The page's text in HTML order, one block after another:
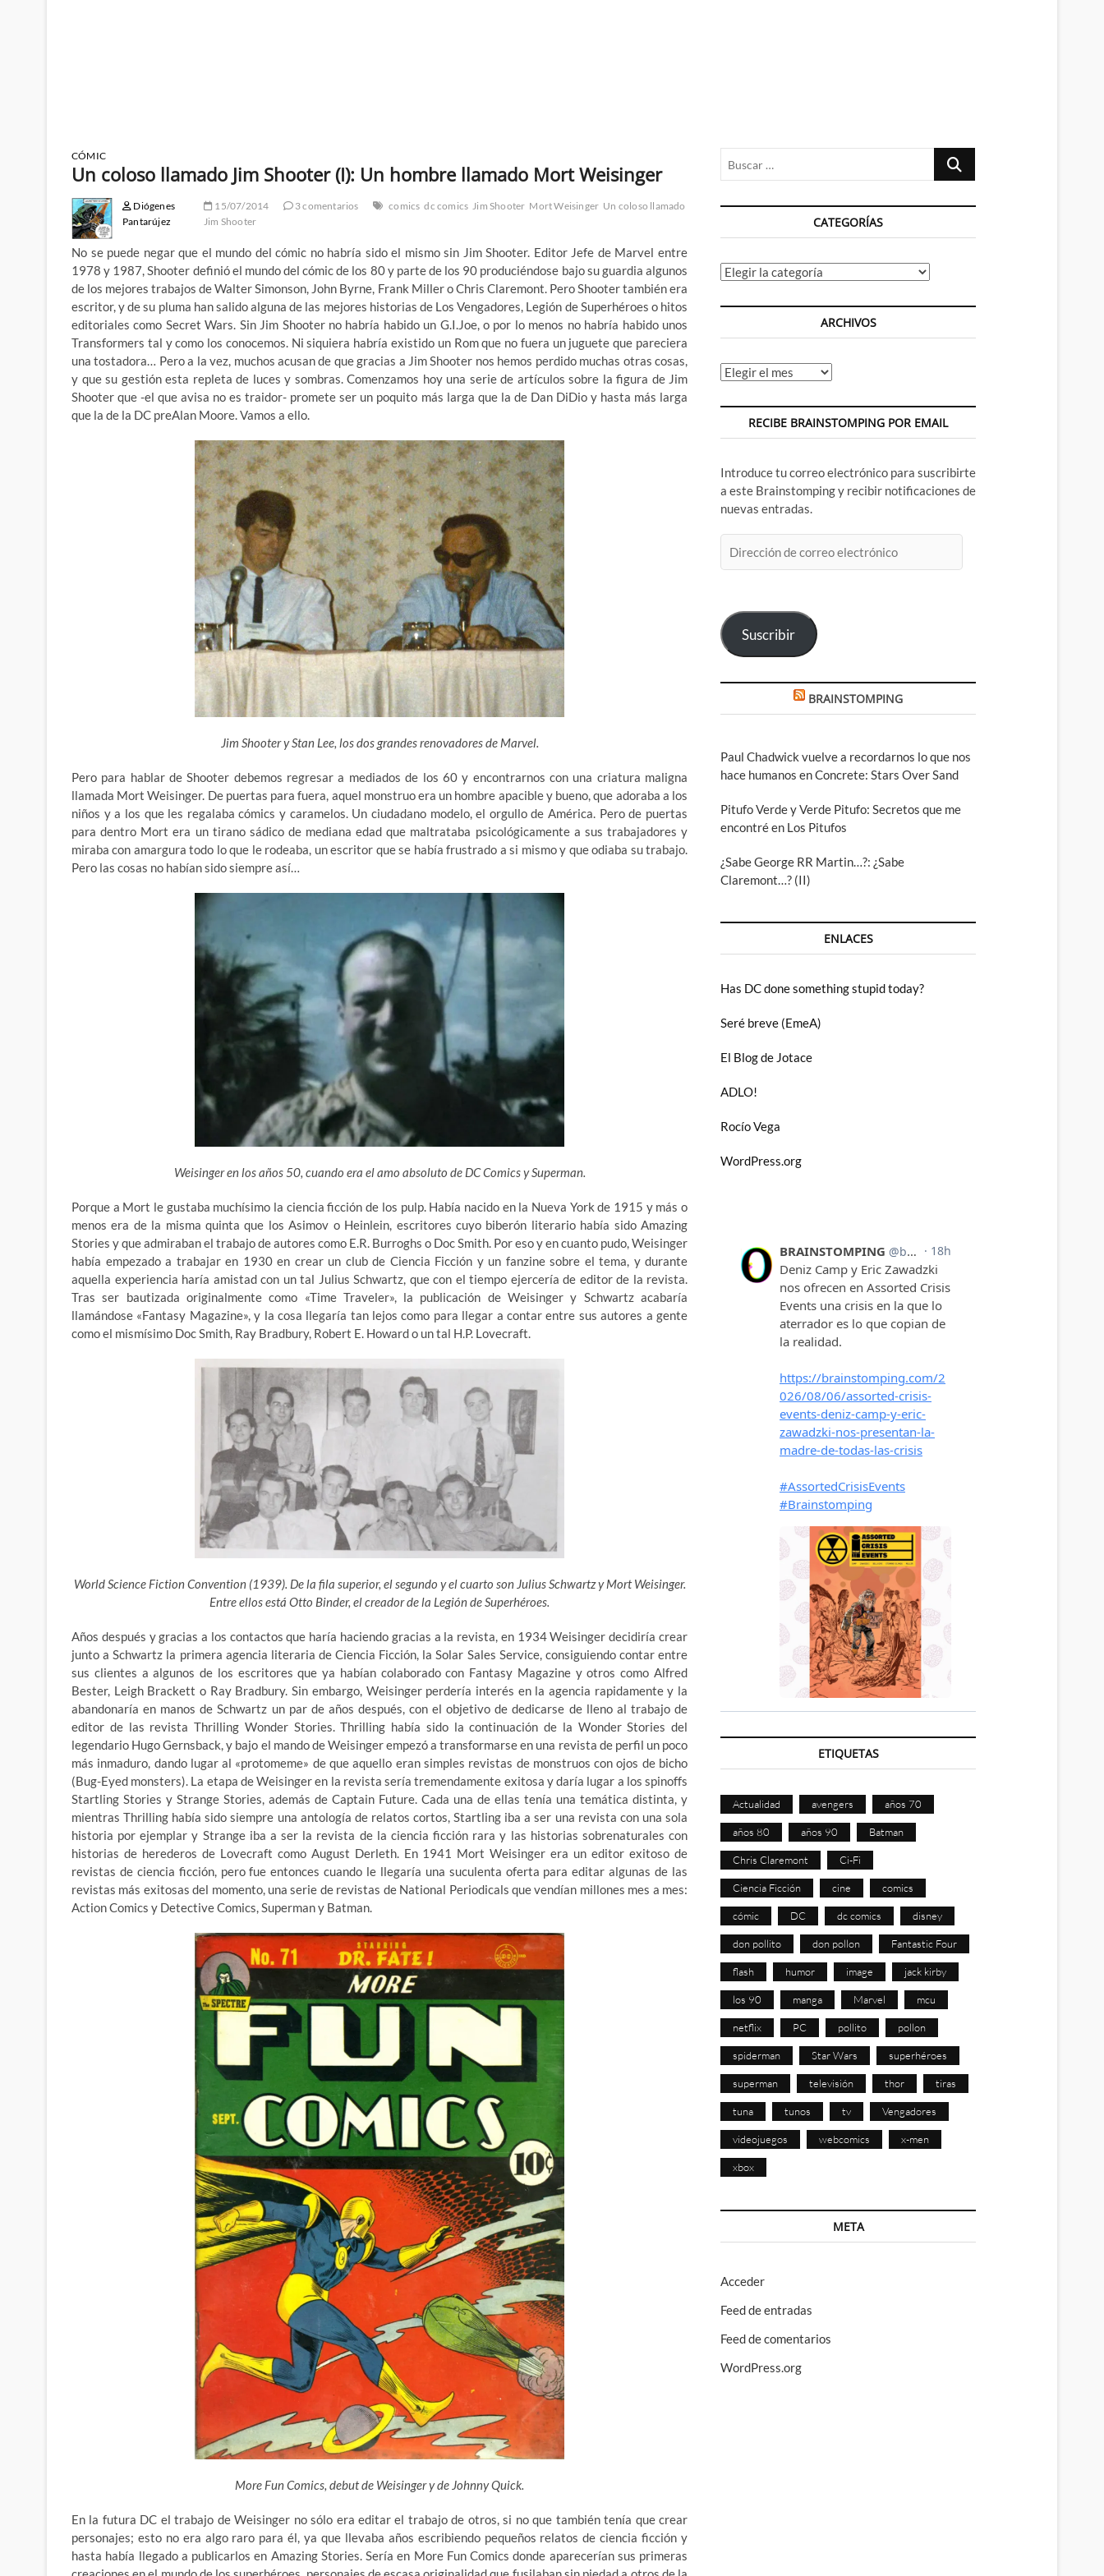
CÓMIC
Un coloso llamado Jim Shooter (I): Un hombre llamado Mort Weisinger
Diógenes
Pantarújez
15/07/2014 3 comentarios comics dc comics Jim Shooter Mort Weisinger Un coloso llamado
Jim Shooter
No se puede negar que el mundo del cómic no habría sido el mismo sin Jim Shooter. Editor Jefe de Marvel entre
1978 y 1987, Shooter definió el mundo del cómic de los 80 y parte de los 90 produciéndose bajo su guardia algunos
de los mejores trabajos de Walter Simonson, John Byrne, Frank Miller o Chris Claremont. Pero Shooter también era
escritor, y de su pluma han salido alguna de las mejores historias de Los Vengadores, Legión de Superhéroes o hitos
editoriales como Secret Wars. Sin Jim Shooter no habría habido un G.I.Joe, o por lo menos no habría habido unos
Transformers tal y como los conocemos. Ni siquiera habría existido un Rom que no fuera un juguete que pareciera
una tostadora… Pero a la vez, muchos acusan de que gracias a Jim Shooter nos hemos perdido muchas otras cosas,
y que su gestión esta repleta de luces y sombras. Comenzamos hoy una serie de artículos sobre la figura de Jim
Shooter que -el que avisa no es traidor- promete ser un poquito más larga que la de Dan DiDio y hasta más larga
que la de la DC preAlan Moore. Vamos a ello.
Jim Shooter y Stan Lee, los dos grandes renovadores de Marvel.
Pero para hablar de Shooter debemos regresar a mediados de los 60 y encontrarnos con una criatura maligna
llamada Mort Weisinger. De puertas para fuera, aquel monstruo era un hombre apacible y bueno, que adoraba a los
niños y a los que les regalaba cómics y caramelos. Un ciudadano modelo, el orgullo de América. Pero de puertas
para dentro Mort era un tirano sádico de mediana edad que maltrataba psicológicamente a sus trabajadores y
miraba con amargura todo lo que le rodeaba, un escritor que se había frustrado a si mismo y que odiaba su trabajo.
Pero las cosas no habían sido siempre así…
Weisinger en los años 50, cuando era el amo absoluto de DC Comics y Superman.
Porque a Mort le gustaba muchísimo la ciencia ficción de los pulp. Había nacido en la Nueva York de 1915 y más o
menos era de la misma quinta que los Asimov o Heinlein, escritores cuyo biberón literario había sido Amazing
Stories y que admiraban el trabajo de autores como E.R. Burroghs o Doc Smith. Por eso y en cuanto pudo, Weisinger
había empezado a trabajar en 1930 en crear un club de Ciencia Ficción y un fanzine sobre el tema, y durante
aquella experiencia haría amistad con un tal Julius Schwartz, que con el tiempo ejercería de editor de la revista.
Tras ser bautizada originalmente como «Time Traveler», la publicación de Weisinger y Schwartz acabaría
llamándose «Fantasy Magazine», y la cosa llegaría tan lejos como para llegar a contar entre sus autores a gente
como el mismísimo Doc Smith, Ray Bradbury, Robert E. Howard o un tal H.P. Lovecraft.
World Science Fiction Convention(1939). De la fila superior, el segundo y el cuarto son Julius Schwartz y Mort Weisinger.
Entre ellos está Otto Binder, el creador de la Legión de Superhéroes.
Años después y gracias a los contactos que haría haciendo gracias a la revista, en 1934 Weisinger decidiría crear
junto a Schwartz la primera agencia literaria de Ciencia Ficción, la Solar Sales Service, consiguiendo contar entre
sus clientes a algunos de los escritores que ya habían colaborado con Fantasy Magazine y otros como Alfred
Bester, Leigh Brackett o Ray Bradbury. Sin embargo, Weisinger perdería interés en la agencia rapidamente y la
abandonaría en manos de Schwartz un par de años después, con el objetivo de dedicarse de lleno al trabajo de
editor de las revista Thrilling Wonder Stories. Thrilling había sido la continuación de la Wonder Stories del
legendario Hugo Gernsback, y bajo el mando de Weisinger empezó a transformarse en una revista de perfil un poco
más inmaduro, dando lugar al «protomeme» de que aquello eran simples revistas de monstruos con ojos de bicho
(Bug-Eyed monsters). La etapa de Weisinger en la revista sería tremendamente exitosa y daría lugar a los spinoffs
Startling Stories y Strange Stories, además de Captain Future. Cada una de ellas tenía una temática distinta, y
mientras Thrilling había sido siempre una antología de relatos cortos, Startling iba a ser una revista con una sola
historia por ejemplar y Strange iba a ser la revista de la ciencia ficción rara y las historias sobrenaturales con
historias de herederos de Lovecraft como August Derleth. En 1941 Mort Weisinger era un editor exitoso de
revistas de ciencia ficción, pero fue entonces cuando le llegaría una suculenta oferta para editar algunas de las
revistas más exitosas del momento, una serie de revistas de National Periodicals que vendían millones mes a mes:
Action Comics y Detective Comics, Superman y Batman.
More Fun Comics, debut de Weisinger y de Johnny Quick.
En la futura DC el trabajo de Weisinger no sólo era editar el trabajo de otros, si no que también tenía que crear
personajes; esto no era algo raro para él, ya que llevaba años escribiendo pequeños relatos de ciencia ficción y
hasta había llegado a publicarlos en Amazing Stories. Sería en More Fun Comics donde aparecerían sus primeras
Buscar
CATEGORÍAS
Categorías
ARCHIVOS
Archivos
RECIBE BRAINSTOMPING POR EMAIL
Introduce tu correo electrónico para suscribirte
a este Brainstomping y recibir notificaciones de
nuevas entradas.
de
Suscribir
BRAINSTOMPING
Paul Chadwick vuelve a recordarnos lo que nos
hace humanos en Concrete: Stars Over Sand
Pitufo Verde y Verde Pitufo: Secretos que me
encontré en Los Pitufos
¿Sabe George RR Martin…?: ¿Sabe
Claremont…? (II)
ENLACES
Has DC done something stupid today?
Seré breve (EmeA)
El Blog de Jotace
ADLO!
Rocío Vega
WordPress.org
ETIQUETAS
Actualidad avengers años 70
años 80 años 90 Batman
Chris Claremont Ci-Fi
Ciencia Ficción cine comics
cómic DC dc comics disney
don pollito don pollon Fantastic Four
flash humor image jack kirby
los 90 manga Marvel mcu
netflix PC pollito pollon
spiderman Star Wars superhéroes
superman televisión thor tiras
tuna tunos tv Vengadores
videojuegos webcomics x-men
xbox
META
Acceder
Feed de entradas
Feed de comentarios
WordPress.org